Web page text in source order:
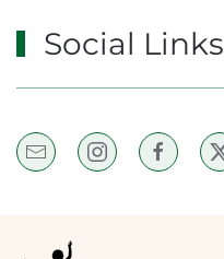
Social Links